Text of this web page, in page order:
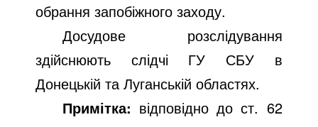
обрання запобіжного заходу.
Досудове розслідування
здійснюють слідчі ГУ СБУ в
Донецькій та Луганській областях.
Примітка: відповідно до ст. 62